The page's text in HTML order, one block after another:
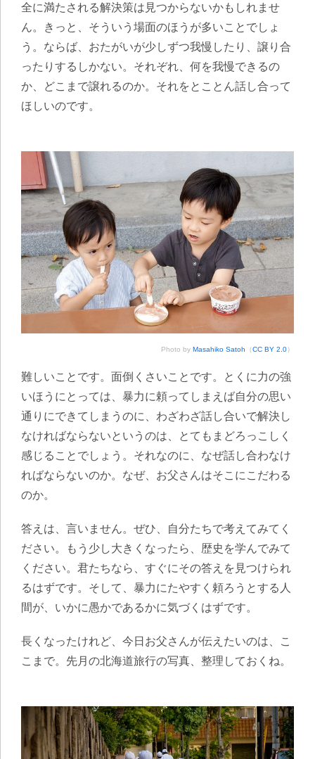
全に満たされる解決策は見つからないかもしれませ
ん。きっと、そういう場面のほうが多いことでしょ
う。ならば、おたがいが少しずつ我慢したり、譲り合
ったりするしかない。それぞれ、何を我慢できるの
か、どこまで譲れるのか。それをとことん話し合って
ほしいのです。
Photo by Masahiko Satoh （CC BY 2.0）
難しいことです。面倒くさいことです。とくに力の強
いほうにとっては、暴力に頼ってしまえば自分の思い
通りにできてしまうのに、わざわざ話し合いで解決し
なければならないというのは、とてもまどろっこしく
感じることでしょう。それなのに、なぜ話し合わなけ
ればならないのか。なぜ、お父さんはそこにこだわる
のか。
答えは、言いません。ぜひ、自分たちで考えてみてく
ださい。もう少し大きくなったら、歴史を学んでみて
ください。君たちなら、すぐにその答えを見つけられ
るはずです。そして、暴力にたやすく頼ろうとする人
間が、いかに愚かであるかに気づくはずです。
長くなったけれど、今日お父さんが伝えたいのは、こ
こまで。先月の北海道旅行の写真、整理しておくね。